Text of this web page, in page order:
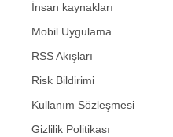
İnsan kaynakları
Mobil Uygulama
RSS Akışları
Risk Bildirimi
Kullanım Sözleşmesi
Gizlilik Politikası